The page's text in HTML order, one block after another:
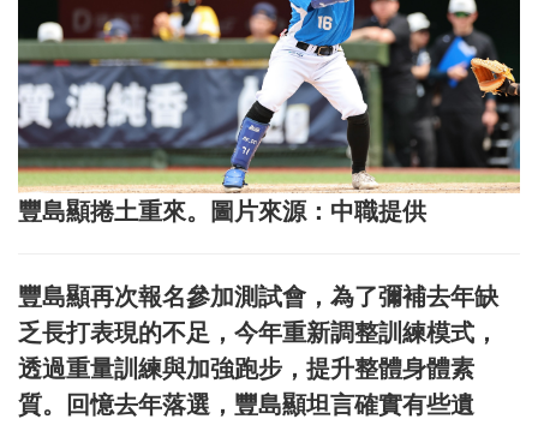
豐島顯捲土重來。圖片來源：中職提供
豐島顯再次報名參加測試會，為了彌補去年缺
乏長打表現的不足，今年重新調整訓練模式，
透過重量訓練與加強跑步，提升整體身體素
質。回憶去年落選，豐島顯坦言確實有些遺